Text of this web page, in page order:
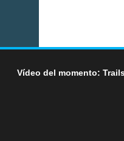
Vídeo del momento: